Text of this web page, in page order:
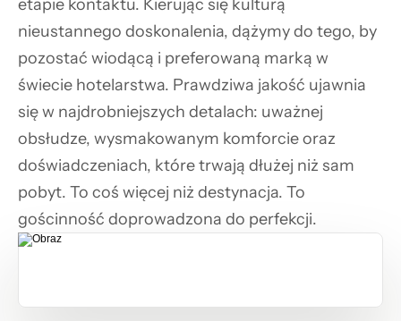
etapie kontaktu. Kierując się kulturą
nieustannego doskonalenia, dążymy do tego, by
pozostać wiodącą i preferowaną marką w
świecie hotelarstwa. Prawdziwa jakość ujawnia
się w najdrobniejszych detalach: uważnej
obsłudze, wysmakowanym komforcie oraz
doświadczeniach, które trwają dłużej niż sam
pobyt. To coś więcej niż destynacja. To
gościnność doprowadzona do perfekcji.